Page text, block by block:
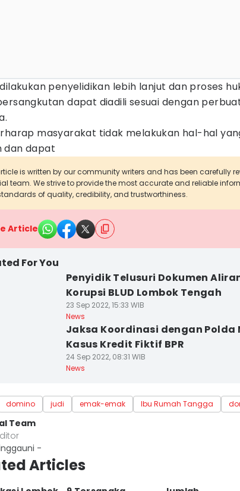
penyelidikan lebih lanjut dan proses
dapat diadili sesuai dengan
masyarakat tidak melakukan hal-hal
dan dapat
is written by our community writers and has been carefully
team. We strive to provide the most accurate and reliable
of quality, credibility, and trustworthiness.
Article
For You
Penyidik Telusuri Dokumen
Korupsi BLUD Lombok Tengah
23 Sep 2022, 15:33 WIB
News
Jaksa Koordinasi dengan Polda
Kasus Kredit Fiktif BPR
24 Sep 2022, 08:31 WIB
News
domino judi emak-emak Ibu Rumah Tangga
Team
-
Articles